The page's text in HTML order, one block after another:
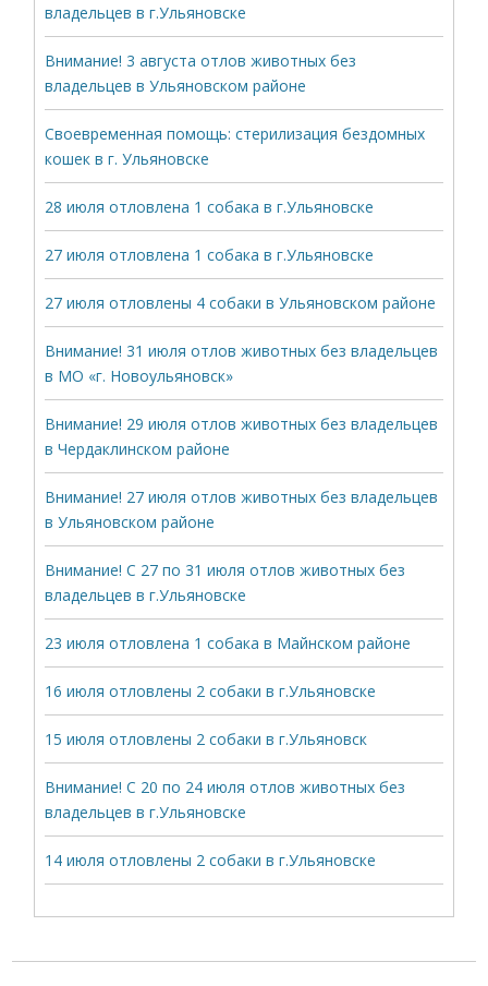
владельцев в г.Ульяновске
Внимание! 3 августа отлов животных без
владельцев в Ульяновском районе
Своевременная помощь: стерилизация бездомных
кошек в г. Ульяновске
28 июля отловлена 1 собака в г.Ульяновске
27 июля отловлена 1 собака в г.Ульяновске
27 июля отловлены 4 собаки в Ульяновском районе
Внимание! 31 июля отлов животных без владельцев
в МО «г. Новоульяновск»
Внимание! 29 июля отлов животных без владельцев
в Чердаклинском районе
Внимание! 27 июля отлов животных без владельцев
в Ульяновском районе
Внимание! С 27 по 31 июля отлов животных без
владельцев в г.Ульяновске
23 июля отловлена 1 собака в Майнском районе
16 июля отловлены 2 собаки в г.Ульяновске
15 июля отловлены 2 собаки в г.Ульяновск
Внимание! С 20 по 24 июля отлов животных без
владельцев в г.Ульяновске
14 июля отловлены 2 собаки в г.Ульяновске